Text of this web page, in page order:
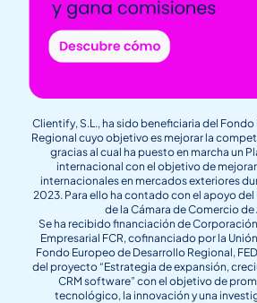
Clientify, S.L., ha sido beneficiaria del
Regional cuyo objetivo es mejorar la
gracias al cual ha puesto en marcha un
internacional con el objetivo de
internacionales en mercados exteriores
2023. Para ello ha contado con el apoyo
de la Cámara de Comercio de
Se ha recibido financiación de
Empresarial FCR, cofinanciado por la
Fondo Europeo de Desarrollo Regional,
del proyecto “Estrategia de expansión,
CRM software” con el objetivo de
tecnológico, la innovación y una